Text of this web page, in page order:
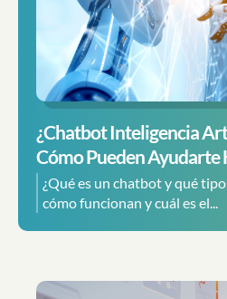
¿Chatbot Inteligencia
Cómo Pueden Ayudarte
¿Qué es un chatbot y qué
cómo funcionan y cuál es el...